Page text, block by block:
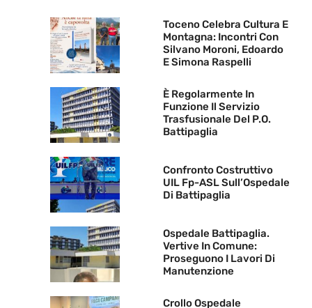
Toceno Celebra Cultura E
Montagna: Incontri Con
Silvano Moroni, Edoardo
E Simona Raspelli
È Regolarmente In
Funzione Il Servizio
Trasfusionale Del P.O.
Battipaglia
Confronto Costruttivo
UIL Fp-ASL Sull’Ospedale
Di Battipaglia
Ospedale Battipaglia.
Vertive In Comune:
Proseguono I Lavori Di
Manutenzione
Crollo Ospedale